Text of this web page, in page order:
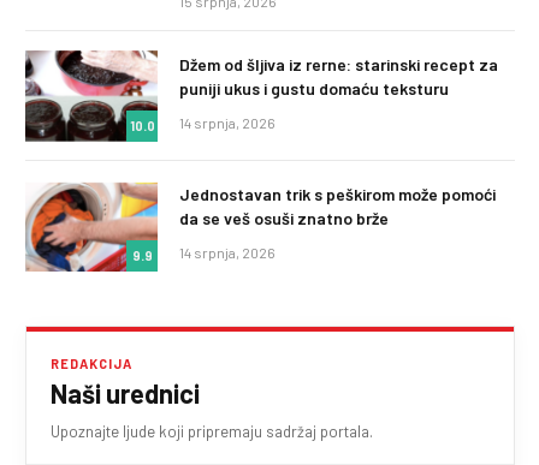
10.0
Džem od šljiva iz rerne: starinski recept za
puniji ukus i gustu domaću teksturu
14 srpnja, 2026
9.9
Jednostavan trik s peškirom može pomoći
da se veš osuši znatno brže
14 srpnja, 2026
REDAKCIJA
Naši urednici
Upoznajte ljude koji pripremaju sadržaj portala.